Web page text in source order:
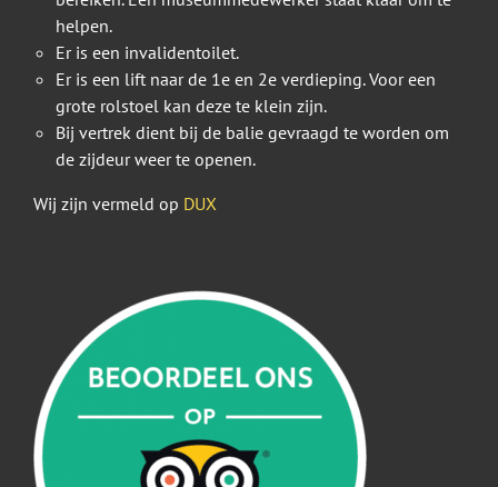
helpen.
Er is een invalidentoilet.
Er is een lift naar de 1e en 2e verdieping. Voor een
grote rolstoel kan deze te klein zijn.
Bij vertrek dient bij de balie gevraagd te worden om
de zijdeur weer te openen.
Wij zijn vermeld op DUX